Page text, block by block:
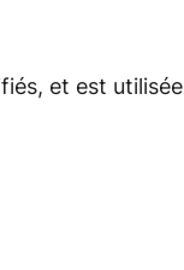
et est utilisée